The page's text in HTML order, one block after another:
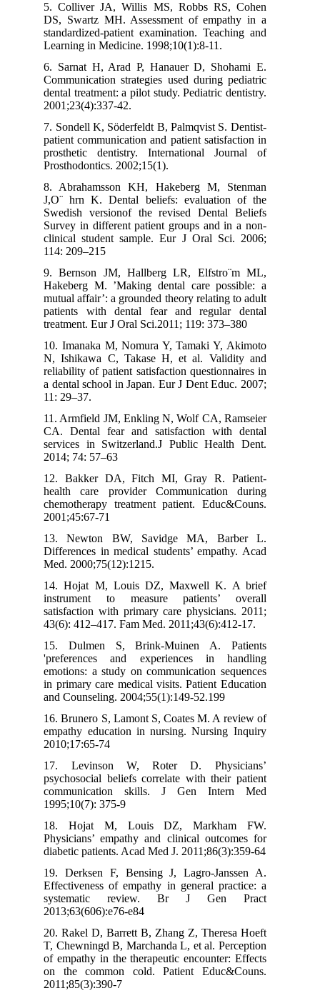
5. Colliver JA, Willis MS, Robbs RS, Cohen
DS, Swartz MH. Assessment of empathy in a
standardized-patient examination. Teaching and
Learning in Medicine. 1998;10(1):8-11.
6. Sarnat H, Arad P, Hanauer D, Shohami E.
Communication strategies used during pediatric
dental treatment: a pilot study. Pediatric dentistry.
2001;23(4):337-42.
7. Sondell K, Söderfeldt B, Palmqvist S. Dentist-
patient communication and patient satisfaction in
prosthetic dentistry. International Journal of
Prosthodontics. 2002;15(1).
8. Abrahamsson KH, Hakeberg M, Stenman
J,O¨ hrn K. Dental beliefs: evaluation of the
Swedish versionof the revised Dental Beliefs
Survey in different patient groups and in a non-
clinical student sample. Eur J Oral Sci. 2006;
114: 209–215
9. Bernson JM, Hallberg LR, Elfstro¨m ML,
Hakeberg M. ’Making dental care possible: a
mutual affair’: a grounded theory relating to adult
patients with dental fear and regular dental
treatment. Eur J Oral Sci.2011; 119: 373–380
10. Imanaka M, Nomura Y, Tamaki Y, Akimoto
N, Ishikawa C, Takase H, et al. Validity and
reliability of patient satisfaction questionnaires in
a dental school in Japan. Eur J Dent Educ. 2007;
11: 29–37.
11. Armfield JM, Enkling N, Wolf CA, Ramseier
CA. Dental fear and satisfaction with dental
services in Switzerland.J Public Health Dent.
2014; 74: 57–63
12. Bakker DA, Fitch MI, Gray R. Patient-
health care provider Communication during
chemotherapy treatment patient. Educ&Couns.
2001;45:67-71
13. Newton BW, Savidge MA, Barber L.
Differences in medical students’ empathy. Acad
Med. 2000;75(12):1215.
14. Hojat M, Louis DZ, Maxwell K. A brief
instrument to measure patients’ overall
satisfaction with primary care physicians. 2011;
43(6): 412–417. Fam Med. 2011;43(6):412-17.
15. Dulmen S, Brink-Muinen A. Patients
'preferences and experiences in handling
emotions: a study on communication sequences
in primary care medical visits. Patient Education
and Counseling. 2004;55(1):149-52.199
16. Brunero S, Lamont S, Coates M. A review of
empathy education in nursing. Nursing Inquiry
2010;17:65-74
17. Levinson W, Roter D. Physicians’
psychosocial beliefs correlate with their patient
communication skills. J Gen Intern Med
1995;10(7): 375-9
18. Hojat M, Louis DZ, Markham FW.
Physicians’ empathy and clinical outcomes for
diabetic patients. Acad Med J. 2011;86(3):359-64
19. Derksen F, Bensing J, Lagro-Janssen A.
Effectiveness of empathy in general practice: a
systematic review. Br J Gen Pract
2013;63(606):e76-e84
20. Rakel D, Barrett B, Zhang Z, Theresa Hoeft
T, Chewningd B, Marchanda L, et al. Perception
of empathy in the therapeutic encounter: Effects
on the common cold. Patient Educ&Couns.
2011;85(3):390-7